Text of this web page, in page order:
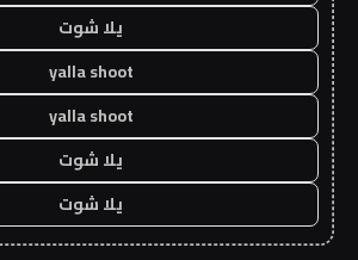
يلا شوت
yalla shoot
yalla shoot
يلا شوت
يلا شوت